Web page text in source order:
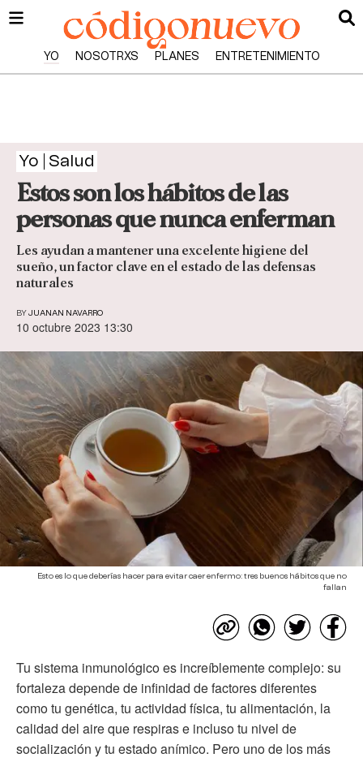
YO NOSOTRXS PLANES ENTRETENIMIENTO
Yo Salud
Estos son los hábitos de las
personas que nunca enferman
Les ayudan a mantener una excelente higiene del
sueño, un factor clave en el estado de las defensas
naturales
BY JUANAN NAVARRO
10 octubre 2023 13:30
Esto es lo que deberías hacer para evitar caer enfermo: tres buenos hábitos que no
fallan
Tu sistema inmunológico es increíblemente complejo: su
fortaleza depende de infinidad de factores diferentes
como tu genética, tu actividad física, tu alimentación, la
calidad del aire que respiras e incluso tu nivel de
socialización y tu estado anímico. Pero uno de los más